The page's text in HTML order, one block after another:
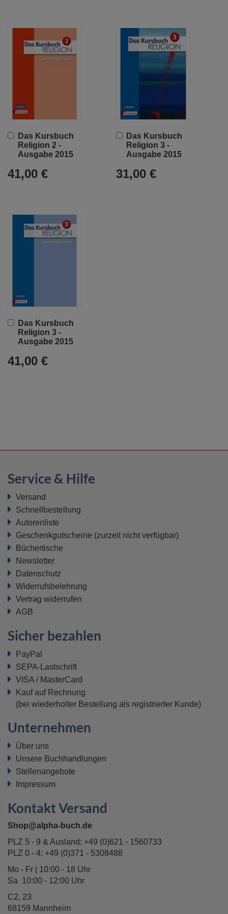
Das Kursbuch
Religion 2 -
Ausgabe 2015
41,00 €
In
den
Warenkorb
Das Kursbuch
Religion 3 -
Ausgabe 2015
31,00 €
In
den
Warenkorb
Das Kursbuch
Religion 3 -
Ausgabe 2015
41,00 €
In
den
Warenkorb
Service & Hilfe
Versand
Schnellbestellung
Autorenliste
Geschenkgutscheine (zurzeit nicht verfügbar)
Büchertische
Newsletter
Datenschutz
Widerrufsbelehrung
Vertrag widerrufen
AGB
Sicher bezahlen
PayPal
SEPA-Lastschrift
VISA / MasterCard
Kauf auf Rechnung
(bei wiederholter Bestellung als registrierter Kunde)
Unternehmen
Über uns
Unsere Buchhandlungen
Stellenangebote
Impressum
Kontakt Versand
Shop@alpha-buch.de
PLZ 5 - 9 & Ausland: +49 (0)621 - 1560733
PLZ 0 - 4: +49 (0)371 - 5308488
Mo - Fr | 10:00 - 18 Uhr
Sa 10:00 - 12:00 Uhr
C2, 23
68159 Mannheim